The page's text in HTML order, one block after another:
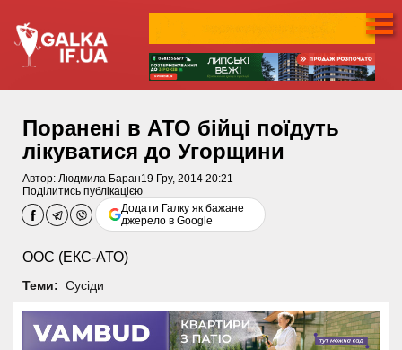
Поранені в АТО бійці поїдуть
лікуватися до Угорщини
Автор: Людмила Баран19 Гру, 2014 20:21
Поділитись публікацією
Додати Галку як бажане
джерело в Google
ООС (ЕКС-АТО)
Теми: Сусіди